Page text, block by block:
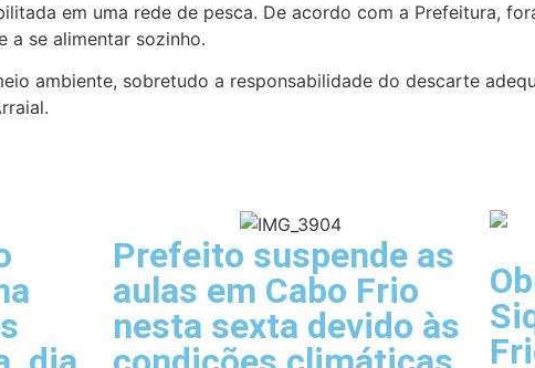
em uma rede de pesca. De acordo com a Prefeitura,
a se alimentar sozinho.
ambiente, sobretudo a responsabilidade do descarte
Prefeito suspende as
aulas em Cabo Frio
nesta sexta devido às